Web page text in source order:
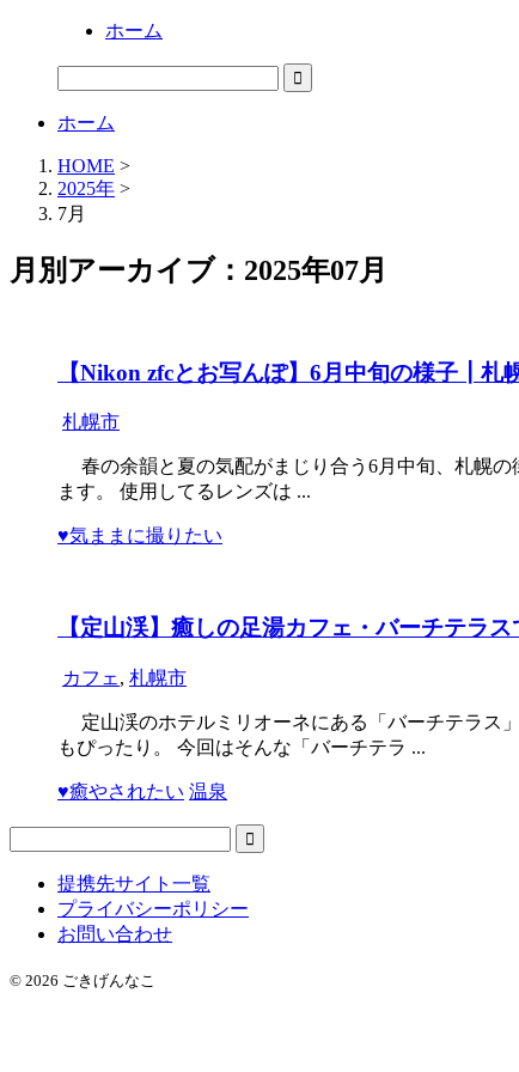
ホーム
ホーム
HOME >
2025年 >
7月
月別アーカイブ：2025年07月
【Nikon zfcとお写んぽ】6月中旬の様子┃札
札幌市
春の余韻と夏の気配がまじり合う6月中旬、札幌の
ます。 使用してるレンズは ...
♥気ままに撮りたい
【定山渓】癒しの足湯カフェ・バーチテラ
カフェ , 札幌市
定山渓のホテルミリオーネにある「バーチテラス
もぴったり。 今回はそんな「バーチテラ ...
♥癒やされたい 温泉
提携先サイト一覧
プライバシーポリシー
お問い合わせ
© 2026 ごきげんなこ